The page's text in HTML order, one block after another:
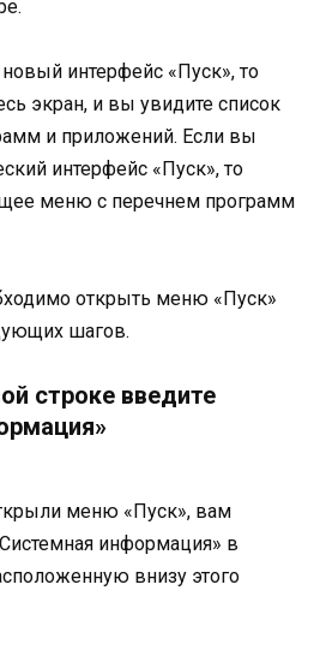
интерфейс «Пуск», то
экран, и вы увидите список
и приложений. Если вы
интерфейс «Пуск», то
меню с перечнем программ
открыть меню «Пуск»
шагов.
строке введите
меню «Пуск», вам
информация» в
внизу этого